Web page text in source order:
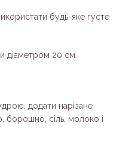
будь-яке густе
діаметром 20 см.
додати нарізане
сіль, молоко і